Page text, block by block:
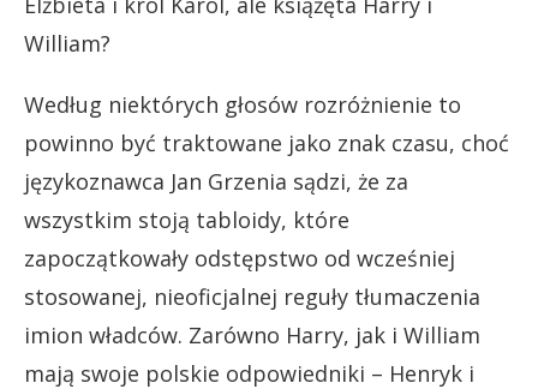
William?
Według niektórych głosów rozróżnienie to
powinno być traktowane jako znak czasu, choć
językoznawca Jan Grzenia sądzi, że za
wszystkim stoją tabloidy, które
zapoczątkowały odstępstwo od wcześniej
stosowanej, nieoficjalnej reguły tłumaczenia
imion władców. Zarówno Harry, jak i William
mają swoje polskie odpowiedniki – Henryk i